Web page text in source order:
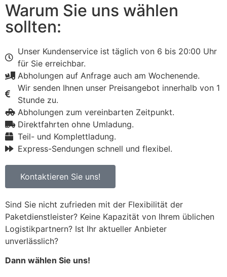
Warum Sie uns wählen
sollten:
Unser Kundenservice ist täglich von 6 bis 20:00 Uhr
für Sie erreichbar.
Abholungen auf Anfrage auch am Wochenende.
Wir senden Ihnen unser Preisangebot innerhalb von 1
Stunde zu.
Abholungen zum vereinbarten Zeitpunkt.
Direktfahrten ohne Umladung.
Teil- und Komplettladung.
Express-Sendungen schnell und flexibel.
Kontaktieren Sie uns!
Sind Sie nicht zufrieden mit der Flexibilität der
Paketdienstleister? Keine Kapazität von Ihrem üblichen
Logistikpartnern? Ist Ihr aktueller Anbieter
unverlässlich?
Dann wählen Sie uns!